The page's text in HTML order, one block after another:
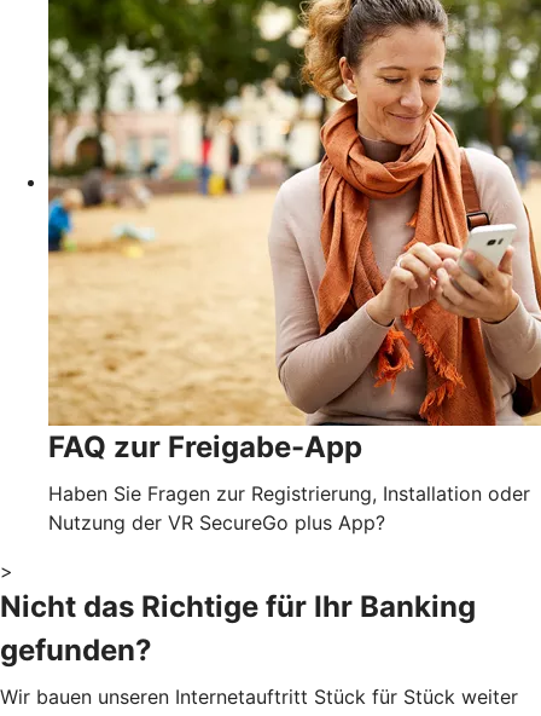
FAQ zur Freigabe-App
Haben Sie Fragen zur Registrierung, Installation oder
Nutzung der VR SecureGo plus App?
>
Nicht das Richtige für Ihr Banking
gefunden?
Wir bauen unseren Internetauftritt Stück für Stück weiter